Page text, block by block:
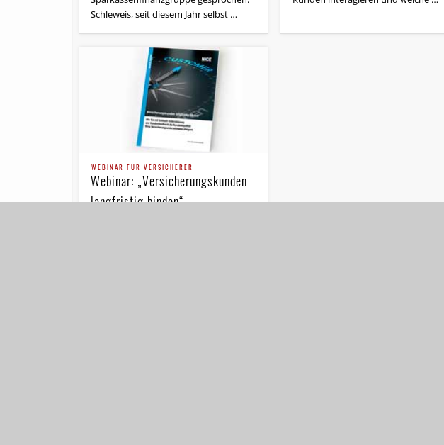
Schleweis, seit diesem Jahr selbst …
WEBINAR FÜR VERSICHERER
Webinar: „Versicherungskunden
langfristig binden“